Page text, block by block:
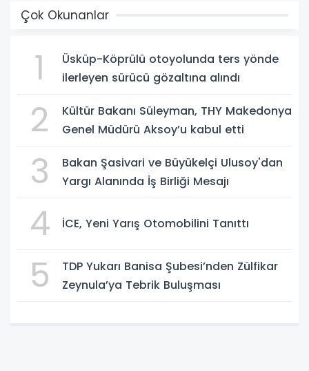
Çok Okunanlar
1
Üsküp-Köprülü otoyolunda ters yönde
ilerleyen sürücü gözaltına alındı
2
Kültür Bakanı Süleyman, THY Makedonya
Genel Müdürü Aksoy’u kabul etti
3
Bakan Şasivari ve Büyükelçi Ulusoy'dan
Yargı Alanında İş Birliği Mesajı
4 İCE, Yeni Yarış Otomobilini Tanıttı
5
TDP Yukarı Banisa Şubesi’nden Zülfikar
Zeynula’ya Tebrik Buluşması